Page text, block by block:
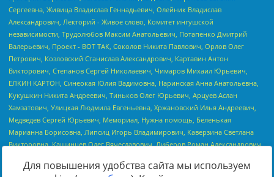
Для повышения удобства сайта мы используем